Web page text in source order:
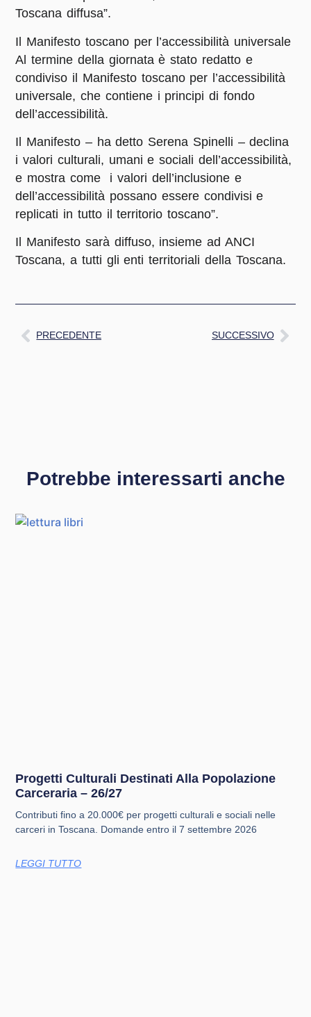
Toscana diffusa”.
Il Manifesto toscano per l’accessibilità universale
Al termine della giornata è stato redatto e
condiviso il Manifesto toscano per l’accessibilità
universale, che contiene i principi di fondo
dell’accessibilità.
Il Manifesto – ha detto Serena Spinelli – declina
i valori culturali, umani e sociali dell’accessibilità,
e mostra come i valori dell’inclusione e
dell’accessibilità possano essere condivisi e
replicati in tutto il territorio toscano”.
Il Manifesto sarà diffuso, insieme ad ANCI
Toscana, a tutti gli enti territoriali della Toscana.
PRECEDENTE SUCCESSIVO
Potrebbe interessarti anche
Progetti Culturali Destinati Alla Popolazione
Carceraria – 26/27
Contributi fino a 20.000€ per progetti culturali e sociali nelle
carceri in Toscana. Domande entro il 7 settembre 2026
LEGGI TUTTO